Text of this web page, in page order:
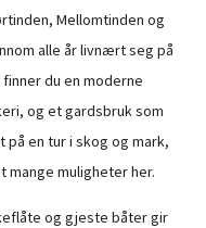
Mellomtinden og
alle år livnært seg på
du en moderne
og et gardsbruk som
på en tur i skog og mark,
mange muligheter her.
og gjeste båter gir